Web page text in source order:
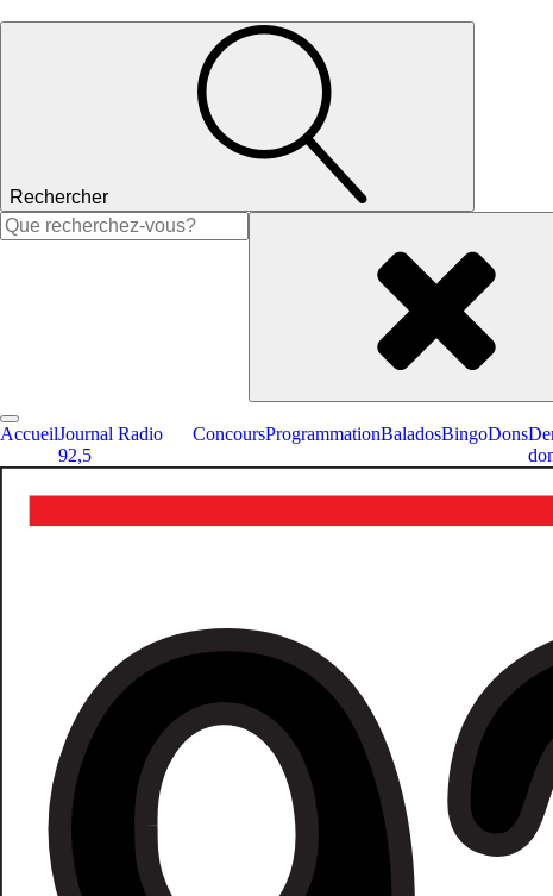
Rechercher
Rechercher :
AccueilJournal Radio
92,5
ConcoursProgrammationBaladosBingoDons